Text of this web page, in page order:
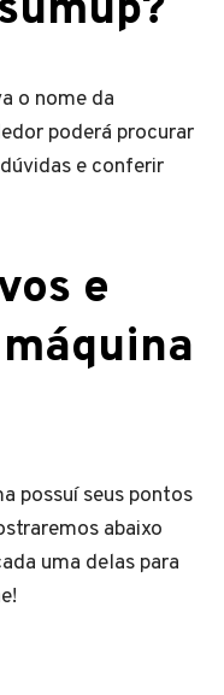
o nome da
poderá procurar
e conferir
e
possuí seus pontos
abaixo
uma delas para